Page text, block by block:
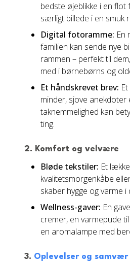
bedste øjeblikke i en
særligt billede i en smuk
Digital fotoramme: En
familien kan sende nye
rammen – perfekt til
med i børnebørns og
Et håndskrevet brev:
minder, sjove anekdoter
taknemmelighed kan
ting.
2. Komfort og velvære
Bløde tekstiler: Et
kvalitetsmorgenkåbe
skaber hygge og varme
Wellness-gaver: En
cremer, en varmepude
en aromalampe med
3. Oplevelser og samvær